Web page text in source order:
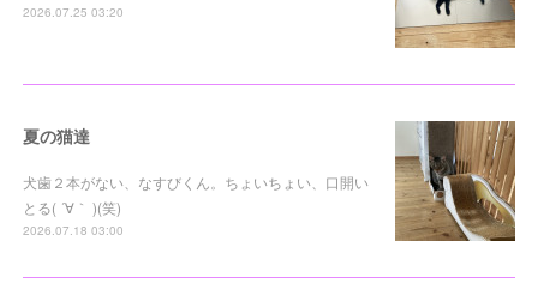
2026.07.25 03:20
夏の猫達
犬歯２本がない、なすびくん。ちょいちょい、口開い
とる( ´∀｀ )(笑)
2026.07.18 03:00